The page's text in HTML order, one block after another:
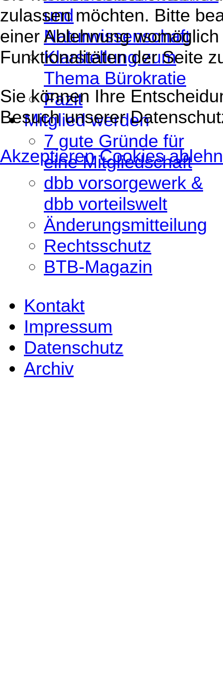
und
Naturwissenschaft
Klarstellung zum
Thema Bürokratie
Fazit
Mitglied werden
7 gute Gründe für
eine Mitgliedschaft
dbb vorsorgewerk &
dbb vorteilswelt
Änderungsmitteilung
Rechtsschutz
BTB-Magazin
Kontakt
Impressum
Datenschutz
Archiv
zulassen möchten. Bitte
einer Ablehnung
Funktionalitäten der Seite
Sie können Ihre
Besuch unserer
Akzeptieren Cookies